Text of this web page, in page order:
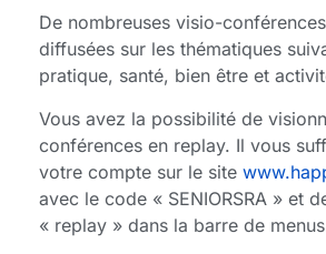
De nombreuses visio-
diffusées sur les thématiques
pratique, santé, bien être et
Vous avez la possibilité de
conférences en replay. Il vous
votre compte sur le site
avec le code « SENIORSRA » et
« replay » dans la barre de